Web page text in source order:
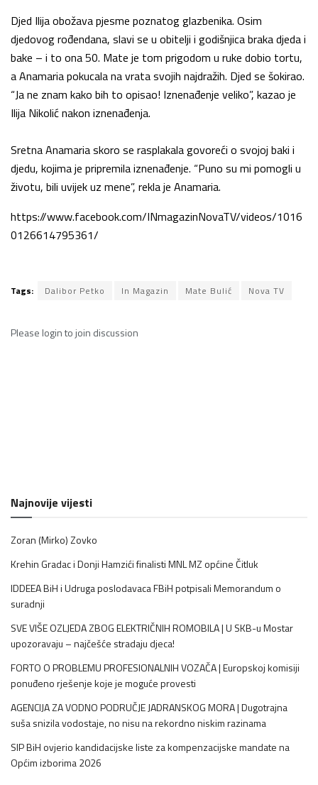
Djed Ilija obožava pjesme poznatog glazbenika. Osim
djedovog rođendana, slavi se u obitelji i godišnjica braka djeda i
bake – i to ona 50. Mate je tom prigodom u ruke dobio tortu,
a Anamaria pokucala na vrata svojih najdražih. Djed se šokirao.
“Ja ne znam kako bih to opisao! Iznenađenje veliko”, kazao je
Ilija Nikolić nakon iznenađenja.
Sretna Anamaria skoro se rasplakala govoreći o svojoj baki i
djedu, kojima je pripremila iznenađenje. “Puno su mi pomogli u
životu, bili uvijek uz mene”, rekla je Anamaria.
https://www.facebook.com/INmagazinNovaTV/videos/1016
0126614795361/
Tags: Dalibor Petko In Magazin Mate Bulić Nova TV
Please loginto join discussion
Najnovije vijesti
Zoran (Mirko) Zovko
Krehin Gradac i Donji Hamzići finalisti MNL MZ općine Čitluk
IDDEEA BiH i Udruga poslodavaca FBiH potpisali Memorandum o
suradnji
SVE VIŠE OZLJEDA ZBOG ELEKTRIČNIH ROMOBILA | U SKB-u Mostar
upozoravaju – najčešće stradaju djeca!
FORTO O PROBLEMU PROFESIONALNIH VOZAČA | Europskoj komisiji
ponuđeno rješenje koje je moguće provesti
AGENCIJA ZA VODNO PODRUČJE JADRANSKOG MORA | Dugotrajna
suša snizila vodostaje, no nisu na rekordno niskim razinama
SIP BiH ovjerio kandidacijske liste za kompenzacijske mandate na
Općim izborima 2026